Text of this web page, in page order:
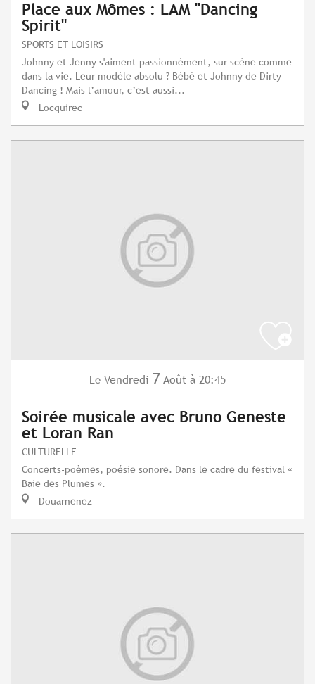
Place aux Mômes : LAM "Dancing
Spirit"
SPORTS ET LOISIRS
Johnny et Jenny s'aiment passionnément, sur scène comme
dans la vie. Leur modèle absolu ? Bébé et Johnny de Dirty
Dancing ! Mais l’amour, c’est aussi...
Locquirec
Le Vendredi 7 Août à 20:45
Soirée musicale avec Bruno Geneste
et Loran Ran
CULTURELLE
Concerts-poèmes, poésie sonore. Dans le cadre du festival «
Baie des Plumes ».
Douarnenez